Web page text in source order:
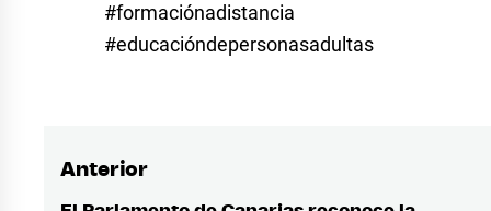
#formaciónadistancia
#educacióndepersonasadultas
Navegación
Anterior